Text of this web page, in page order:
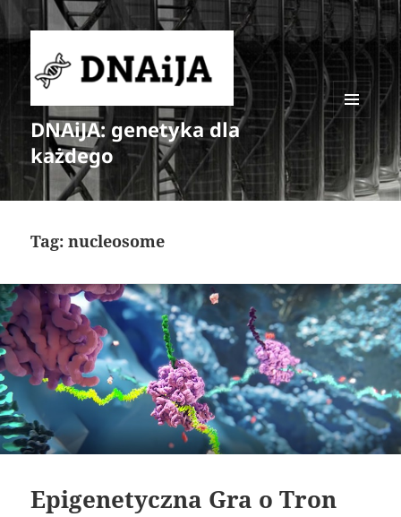
DNAiJA: genetyka dla
każdego
MENU
WIDGETY
Tag:nucleosome
Epigenetyczna Gra o Tron